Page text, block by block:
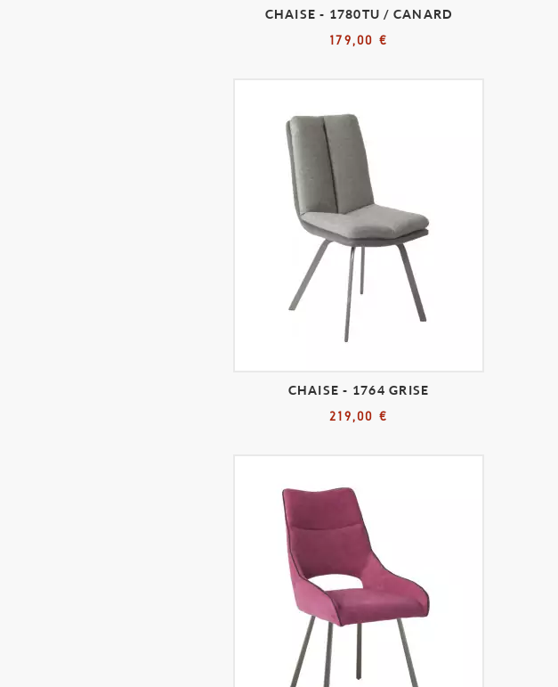
CHAISE - 1780TU / CANARD
179,00 €
CHAISE - 1764 GRISE
219,00 €